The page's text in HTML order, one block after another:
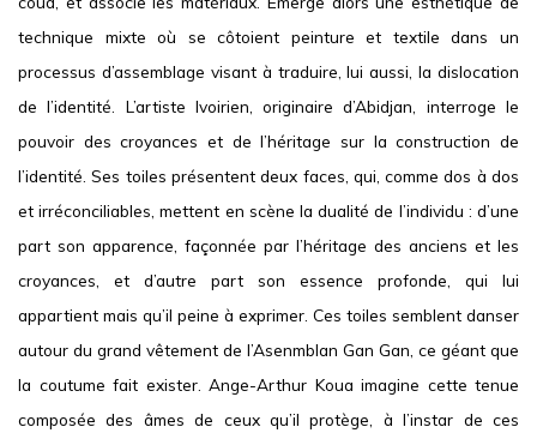
technique mixte où se côtoient peinture et textile dans un
processus d’assemblage visant à traduire, lui aussi, la dislocation
de l’identité. L’artiste Ivoirien, originaire d’Abidjan, interroge le
pouvoir des croyances et de l’héritage sur la construction de
l’identité. Ses toiles présentent deux faces, qui, comme dos à dos
et irréconciliables, mettent en scène la dualité de l’individu : d’une
part son apparence, façonnée par l’héritage des anciens et les
croyances, et d’autre part son essence profonde, qui lui
appartient mais qu’il peine à exprimer. Ces toiles semblent danser
autour du grand vêtement de l’Asenmblan Gan Gan , ce géant que
la coutume fait exister. Ange-Arthur Koua imagine cette tenue
composée des âmes de ceux qu’il protège, à l’instar de ces